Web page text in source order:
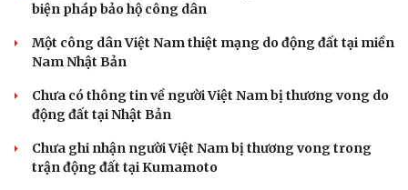
biện pháp bảo hộ công dân
Một công dân Việt Nam thiệt mạng do động đất tại miền
Nam Nhật Bản
Chưa có thông tin về người Việt Nam bị thương vong do
động đất tại Nhật Bản
Chưa ghi nhận người Việt Nam bị thương vong trong
trận động đất tại Kumamoto